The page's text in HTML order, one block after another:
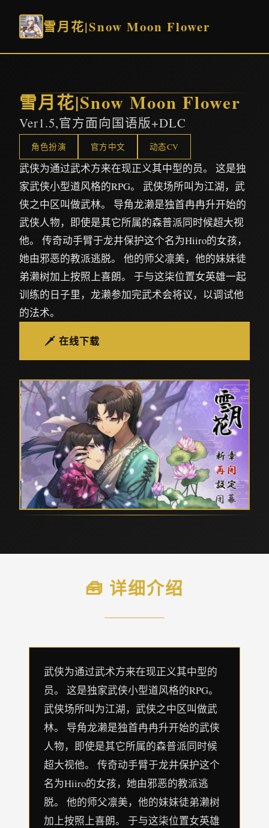
雪月花|Snow Moon Flower
雪月花|Snow Moon Flower
Ver1.5,官方面向国语版+DLC
角色扮演 官方中文 动态CV
武侠为通过武术方来在现正义其中型的员。 这是独
家武侠小型道风格的RPG。 武侠场所叫为江湖，武
侠之中区叫做武林。 导角龙濑是独首冉冉升开始的
武侠人物，即使是其它所属的森普派同时候超大视
他。 传奇动手臂于龙井保护这个名为Hiiro的女孩，
她由邪恶的教派逃脱。 他的师父凛美，他的妹妹徒
弟濑树加上按照上喜朗。 于与这柒位置女英雄一起
训练的日子里，龙濑参加完武术会将议，以调试他
的法术。
🗡️ 在线下载
🧰 详细介绍
武侠为通过武术方来在现正义其中型的
员。 这是独家武侠小型道风格的RPG。
武侠场所叫为江湖，武侠之中区叫做武
林。 导角龙濑是独首冉冉升开始的武侠
人物，即使是其它所属的森普派同时候
超大视他。 传奇动手臂于龙井保护这个
名为Hiiro的女孩，她由邪恶的教派逃
脱。 他的师父凛美，他的妹妹徒弟濑树
加上按照上喜朗。 于与这柒位置女英雄